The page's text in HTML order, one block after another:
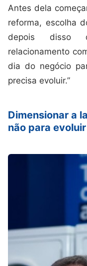
Antes dela
reforma, escolha
depois disso
relacionamento
dia do negócio
precisa evoluir.”
Dimensionar a
não para evoluir